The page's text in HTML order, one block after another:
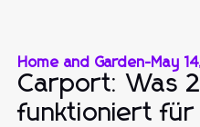
Home and Garden-May
Carport: Was
funktioniert